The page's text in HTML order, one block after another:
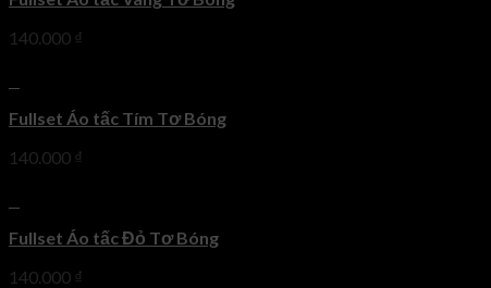
140.000 ₫
Fullset Áo tấc Tím Tơ Bóng
140.000 ₫
Fullset Áo tấc Đỏ Tơ Bóng
140.000 ₫